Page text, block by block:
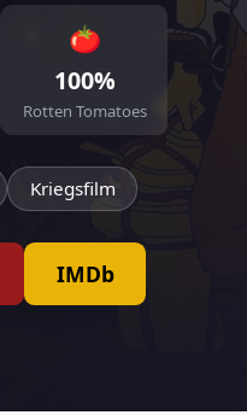
🍅
100%
Rotten Tomatoes
Kriegsfilm
IMDb